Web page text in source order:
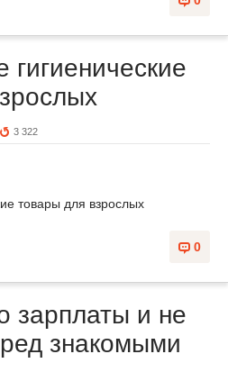
гигиенические
3 322
товары для взрослых
0
зарплаты и не
знакомыми